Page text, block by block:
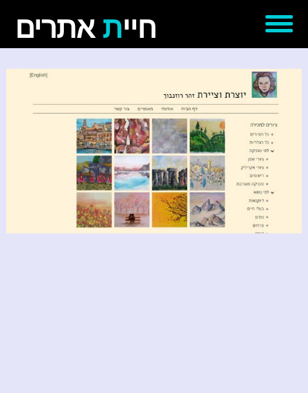
חיית אתרים
דף הבית
אודותינו
עבודות נבחרות
יצירת קשר